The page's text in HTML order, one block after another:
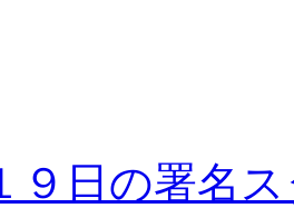
日の署名ス